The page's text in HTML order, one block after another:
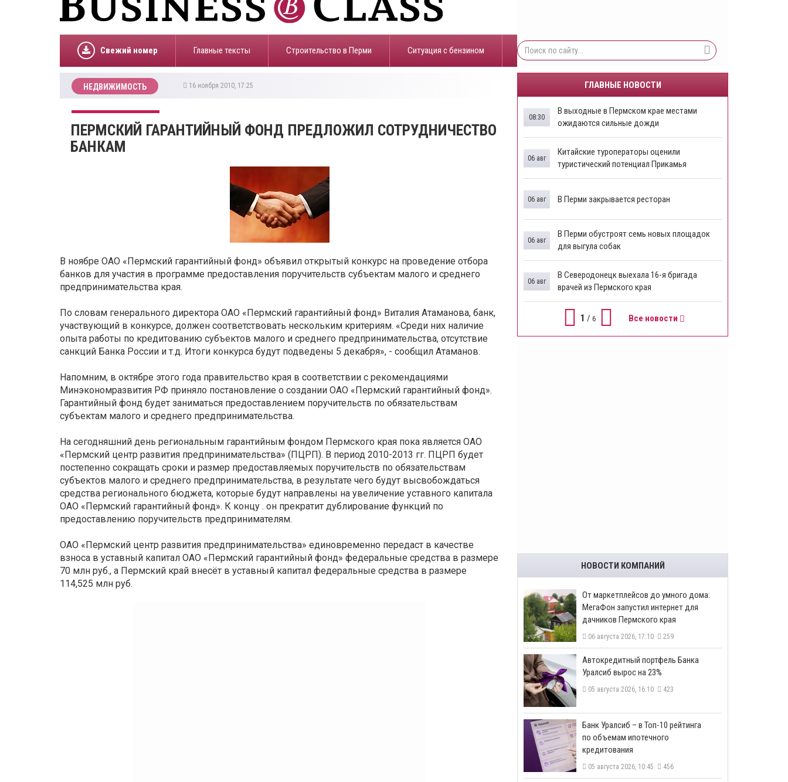
Свежий номер Главные тексты Строительство в Перми ​Ситуация с бензином
НЕДВИЖИМОСТЬ 16 ноября 2010, 17:25
ПЕРМСКИЙ ГАРАНТИЙНЫЙ ФОНД ПРЕДЛОЖИЛ СОТРУДНИЧЕСТВО
БАНКАМ
В ноябре ОАО «Пермский гарантийный фонд» объявил открытый конкурс на проведение отбора
банков для участия в программе предоставления поручительств субъектам малого и среднего
предпринимательства края.
По словам генерального директора ОАО «Пермский гарантийный фонд» Виталия Атаманова, банк,
участвующий в конкурсе, должен соответствовать нескольким критериям. «Среди них наличие
опыта работы по кредитованию субъектов малого и среднего предпринимательства, отсутствие
санкций Банка России и т.д. Итоги конкурса будут подведены 5 декабря», - сообщил Атаманов.
Напомним, в октябре этого года правительство края в соответствии с рекомендациями
Минэкономразвития РФ приняло постановление о создании ОАО «Пермский гарантийный фонд».
Гарантийный фонд будет заниматься предоставлением поручительств по обязательствам
субъектам малого и среднего предпринимательства.
На сегодняшний день региональным гарантийным фондом Пермского края пока является ОАО
«Пермский центр развития предпринимательства» (ПЦРП). В период 2010-2013 гг. ПЦРП будет
постепенно сокращать сроки и размер предоставляемых поручительств по обязательствам
субъектов малого и среднего предпринимательства, в результате чего будут высвобождаться
средства регионального бюджета, которые будут направлены на увеличение уставного капитала
ОАО «Пермский гарантийный фонд». К концу . он прекратит дублирование функций по
предоставлению поручительств предпринимателям.
ОАО «Пермский центр развития предпринимательства» единовременно передаст в качестве
взноса в уставный капитал ОАО «Пермский гарантийный фонд» федеральные средства в размере
70 млн руб., а Пермский край внесёт в уставный капитал федеральные средства в размере
114,525 млн руб.
ГЛАВНЫЕ НОВОСТИ
В выходные в Пермском крае местами
ожидаются сильные дожди
08:30
Китайские туроператоры оценили
туристический потенциал Прикамья
06 авг
В Перми закрывается ресторан
06 авг
​В Перми обустроят семь новых площадок
для выгула собак
06 авг
В Северодонецк выехала 16-я бригада
врачей из Пермского края
06 авг
1 / 6 Все новости
НОВОСТИ КОМПАНИЙ
От маркетплейсов до умного дома:
МегаФон запустил интернет для
дачников Пермского края
06 августа 2026, 17:10 259
​Автокредитный портфель Банка
Уралсиб вырос на 23%
05 августа 2026, 16:10 423
​Банк Уралсиб – в Топ-10 рейтинга
по объемам ипотечного
кредитования
05 августа 2026, 10:45 456